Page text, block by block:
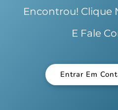
Encontrou! Clique
E Fale
Entrar Em